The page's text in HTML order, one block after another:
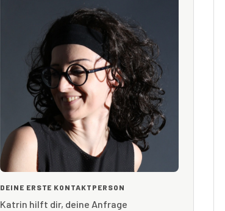
DEINE ERSTE KONTAKTPERSON
Katrin hilft dir, deine Anfrage